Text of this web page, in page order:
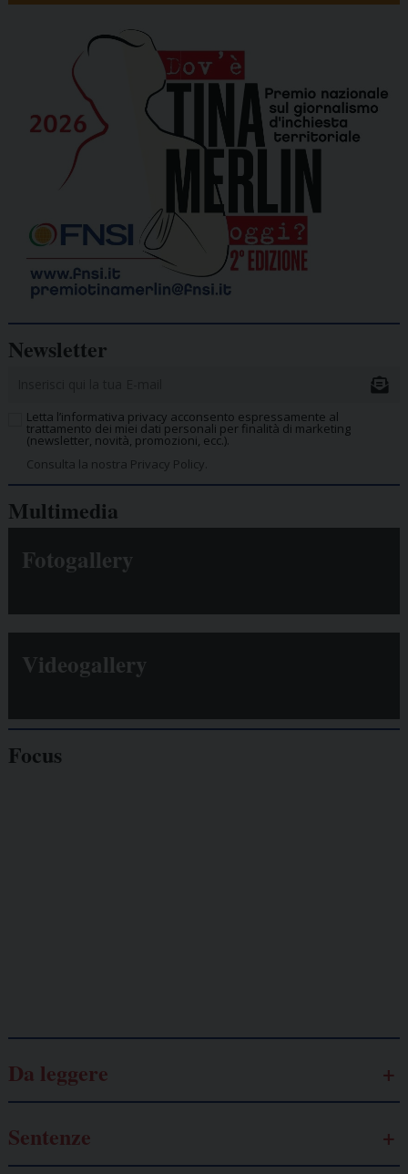
Newsletter
Letta l’informativa privacy acconsento espressamente al
trattamento dei miei dati personali per finalità di marketing
(newsletter, novità, promozioni, ecc.).
Consulta la nostra Privacy Policy.
Multimedia
Fotogallery
Videogallery
Focus
Da leggere
Sentenze